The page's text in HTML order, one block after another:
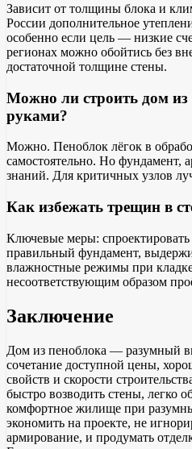
Зависит от толщины блока и
России дополнительное
особенно если цель — низкие
регионах можно обойтись без
достаточной толщине стены.
Можно ли строить дом из
руками?
Можно. Пеноблок лёгок в
самостоятельно. Но фундамент,
знаний. Для критичных узлов
Как избежать трещин в
Ключевые меры:
правильный фундамент,
влажностные режимы при
несоответствующим образом
Заключение
Дом из пеноблока — разумный
сочетание доступной цены,
свойств и скорости
быстро возводить стены, легко
комфортное жилище при
экономить на проекте, не
армирование, и продумать